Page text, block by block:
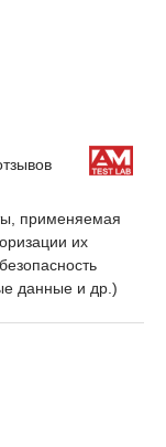
применяемая
их
данные и др.)